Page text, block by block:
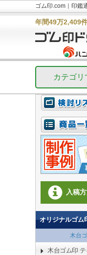
ゴム印.com｜印鑑
年間49万2,409
カテゴリ
入稿
オリジナルゴム
木台
木台ゴム印